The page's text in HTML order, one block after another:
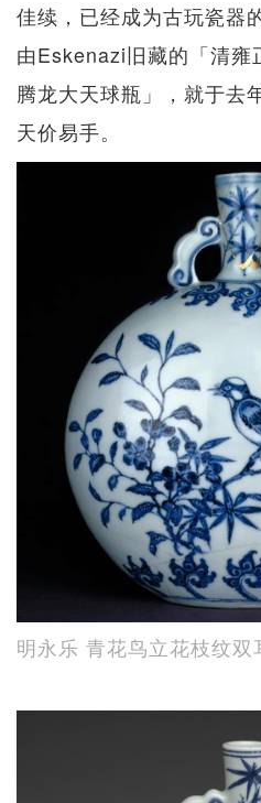
佳续，已经成为古玩瓷器
由Eskenazi旧藏的「清雍
腾龙大天球瓶」，就于去
天价易手。
明永乐 青花鸟立花枝纹